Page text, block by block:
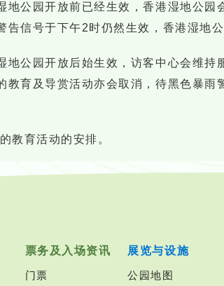
地公园开放前已经生效，香港湿地公
告信号于下午2时仍然生效，香港湿地公
地公园开放后始生效，访客中心会维
教育及导赏活动亦会取消，待黑色暴雨
教育活动的安排。
票务及入场资讯
门票
展览与设施
公园地图